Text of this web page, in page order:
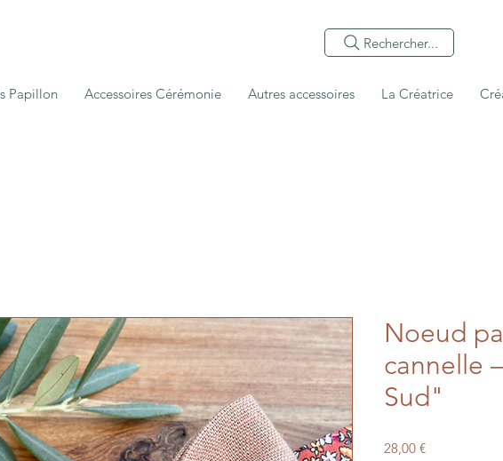
Rechercher...
Papillon Accessoires Cérémonie Autres accessoires La Créatrice
Noeud
cannelle
Sud"
28,00 €Prix